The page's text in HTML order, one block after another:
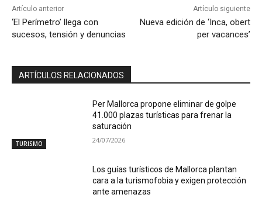
Artículo anterior
‘El Perímetro’ llega con
sucesos, tensión y denuncias
Artículo siguiente
Nueva edición de ‘Inca, obert
per vacances’
ARTÍCULOS RELACIONADOS
TURISMO
Per Mallorca propone eliminar de golpe
41.000 plazas turísticas para frenar la
saturación
24/07/2026
Los guías turísticos de Mallorca plantan
cara a la turismofobia y exigen protección
ante amenazas